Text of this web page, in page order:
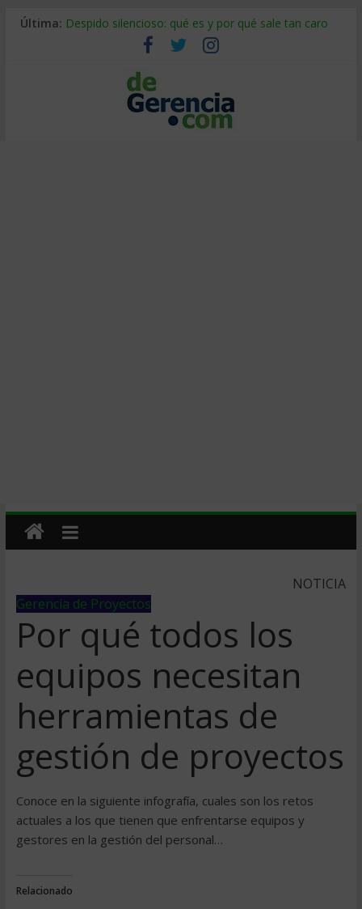
Última: Despido silencioso: qué es y por qué sale tan caro
La economía de Venezuela después del terremoto
Los 8 pasos de Kotter: liderar el cambio sin fracasar
Gestión de proyectos con IA: qué cambia en el oficio
IA y creatividad: cómo evitar que todos piensen igual
NOTICIA
Gerencia de Proyectos
Por qué todos los
equipos necesitan
herramientas de
gestión de proyectos
Conoce en la siguiente infografía, cuales son los retos
actuales a los que tienen que enfrentarse equipos y
gestores en la gestión del personal…
Relacionado